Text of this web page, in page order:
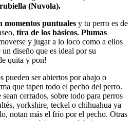
(Nuvola).
momentos puntuales y tu perro es de
tira de los básicos. Plumas
y jugar a lo loco como a ellos
un diseño que es ideal por su
quita y pon!
pueden ser abiertos por abajo o
que tapen todo el pecho del perro.
cerrados, sobre todo para perros
yorkshire, teckel o chihuahua ya
notan más el frío por el pecho. Otras